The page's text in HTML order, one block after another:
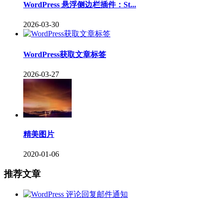
WordPress 悬浮侧边栏插件：St...
2026-03-30
WordPress获取文章标签
2026-03-27
精美图片
2020-01-06
推荐文章